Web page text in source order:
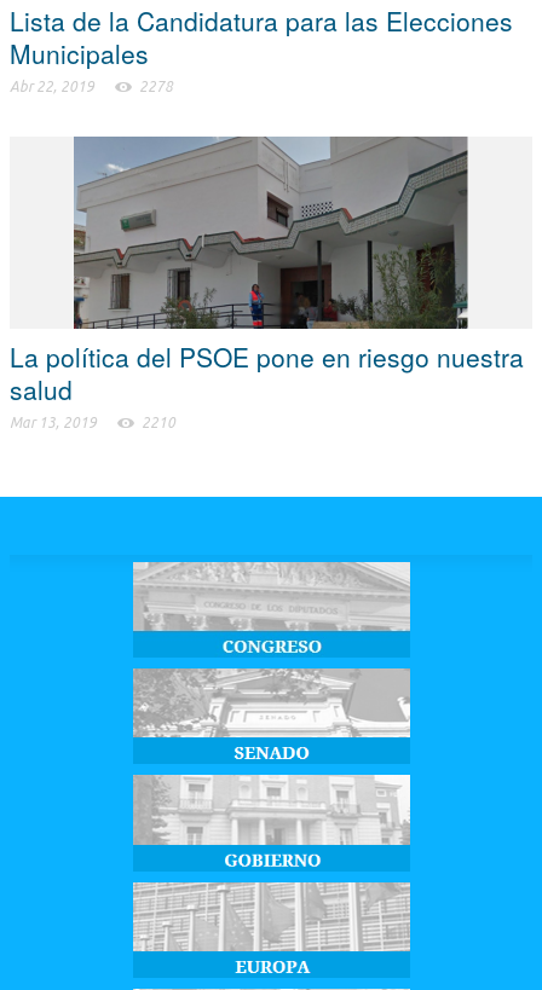
Lista de la Candidatura para las Elecciones
Municipales
Abr 22, 2019 2278
La política del PSOE pone en riesgo nuestra
salud
Mar 13, 2019 2210